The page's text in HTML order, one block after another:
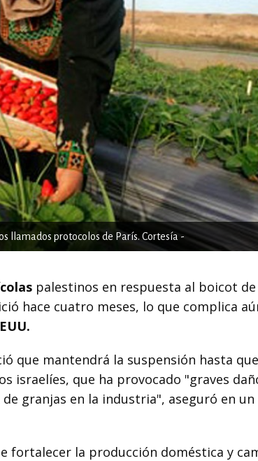
llamados protocolos de París. Cortesía -
palestinos en respuesta al boicot
hace cuatro meses, lo que complica
que mantendrá la suspensión hasta
israelíes, que ha provocado "graves
granjas en la industria", aseguró en un
fortalecer la producción doméstica y